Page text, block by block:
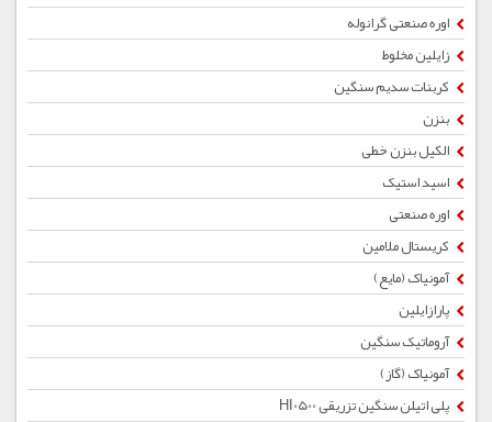
اوره صنعتی گرانوله
زایلین مخلوط
کربنات سدیم سنگین
بنزن
الکیل بنزن خطی
اسید استیک
اوره صنعتی
کریستال ملامین
آمونیاک (مایع)
پارازایلین
آروماتیک سنگین
آمونیاک (گاز)
پلی اتیلن سنگین تزریقی HI0500